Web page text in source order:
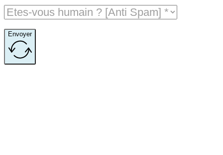
Envoyer